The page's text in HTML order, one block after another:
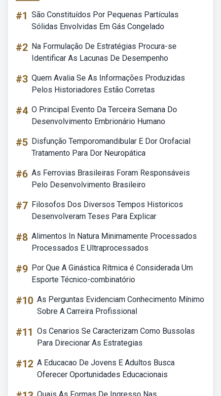
#1 São Constituídos Por Pequenas Partículas
Sólidas Envolvidas Em Gás Congelado
#2 Na Formulação De Estratégias Procura-se
Identificar As Lacunas De Desempenho
#3 Quem Avalia Se As Informações Produzidas
Pelos Historiadores Estão Corretas
#4 O Principal Evento Da Terceira Semana Do
Desenvolvimento Embrionário Humano
#5 Disfunção Temporomandibular E Dor Orofacial
Tratamento Para Dor Neuropática
#6 As Ferrovias Brasileiras Foram Responsáveis
Pelo Desenvolvimento Brasileiro
#7 Filosofos Dos Diversos Tempos Historicos
Desenvolveram Teses Para Explicar
#8 Alimentos In Natura Minimamente Processados
Processados E Ultraprocessados
#9 Por Que A Ginástica Rítmica é Considerada Um
Esporte Técnico-combinatório
#10 As Perguntas Evidenciam Conhecimento Mínimo
Sobre A Carreira Profissional
#11 Os Cenarios Se Caracterizam Como Bussolas
Para Direcionar As Estrategias
#12 A Educacao De Jovens E Adultos Busca
Oferecer Oportunidades Educacionais